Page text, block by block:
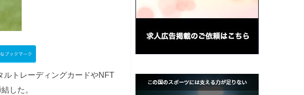
ルトレーディングカードやNFT
した。